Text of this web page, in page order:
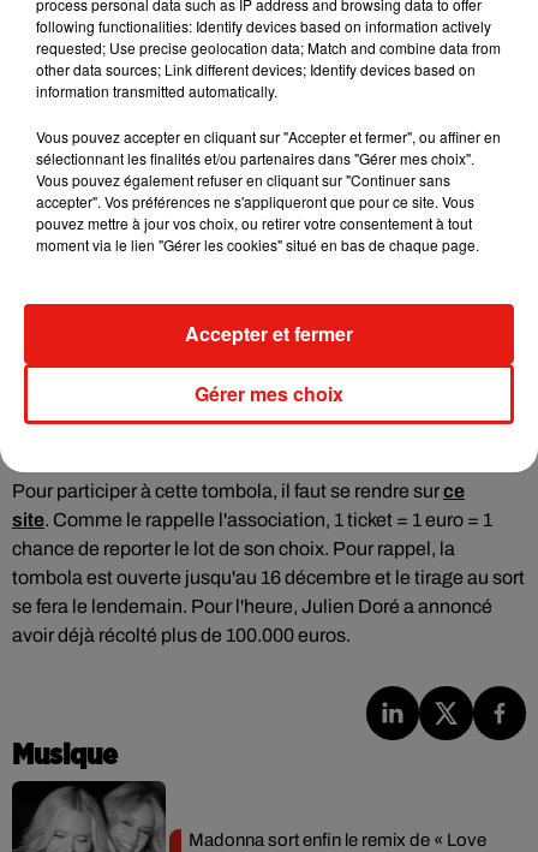
Voir cette publication sur Instagram
Une publication partagée par Julien Doré Øfficiel (@jdoreofficiel)
Pour participer à cette tombola, il faut se rendre surce
site. Comme le rappelle l'association, 1 ticket = 1 euro = 1
chance de reporter le lot de son choix. Pour rappel, la
tombola est ouverte jusqu'au 16 décembre et le tirage au sort
se fera le lendemain. Pour l'heure, Julien Doré a annoncé
avoir déjà récolté plus de 100.000 euros.
Musique
Madonna sort enfin le remix de « Love
following functionalities: Identify devices based on information actively
requested; Use precise geolocation data; Match and combine data from
other data sources; Link different devices; Identify devices based on
information transmitted automatically.
Vous pouvez accepter en cliquant sur "Accepter et fermer", ou affiner en
sélectionnant les finalités et/ou partenaires dans "Gérer mes choix".
Vous pouvez également refuser en cliquant sur "Continuer sans
accepter". Vos préférences ne s'appliqueront que pour ce site. Vous
pouvez mettre à jour vos choix, ou retirer votre consentement à tout
moment via le lien "Gérer les cookies" situé en bas de chaque page.
Gérer mes choix
Accepter et fermer